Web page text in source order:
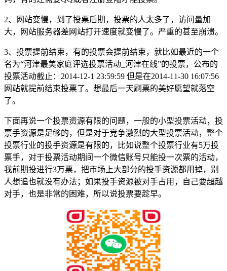
2、网站变慢，到了投票后期，投票的人太多了，访问量加
大，网站服务器差网站打开速度就变慢了。严重的甚至崩溃。
3、投票提前结束，有的投票会提前结束，就比如最近的一个
名为“河津最美家庭评选投票活动_河津在线”的投票，公布的
投票活动截止：2014-12-1 23:59:59 但是在2014-11-30 16:07:56
网站就提前结束投票了。想最后一天刷票的美好愿望就落空
了。
下面再说一个投票资源有限的问题，一般的小型投票活动，投
票手资源是足够的，但是对于竞争激烈的大型投票活动，整个
投票行业的投手资源是有限的，比如说整个投票行业有5万投
票手，对于投票活动期间一个微信账号只能投一次票的活动，
我前期投进行3万票，把市场上大部分的投手资源都用掉，别
人想追也就没有办法；如果投手资源被对手占用，自己要超越
对手，也是非常的困难，所以说投票要趁早。